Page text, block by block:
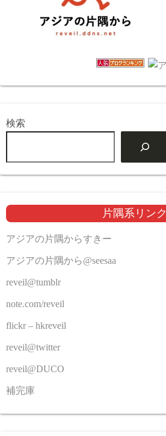
検索
片隅系リンク
アジアの片隅からすきー
アジアの片隅から@seesaa
reveil@tumblr
note.com/reveil
flickr – hkreveil
reveil@twitter
reveil@DUCO
補完庫